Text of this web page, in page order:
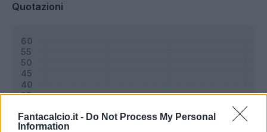
Fantacalcio.it - Do Not Process My Personal
Information
Quotazioni